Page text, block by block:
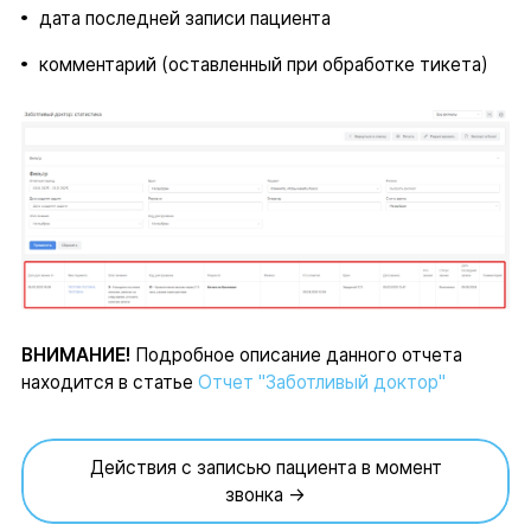
дата последней записи пациента
комментарий (оставленный при обработке тикета)
ВНИМАНИЕ! Подробное описание данного отчета
находится в статье Отчет "Заботливый доктор"
Действия с записью пациента в момент
звонка →